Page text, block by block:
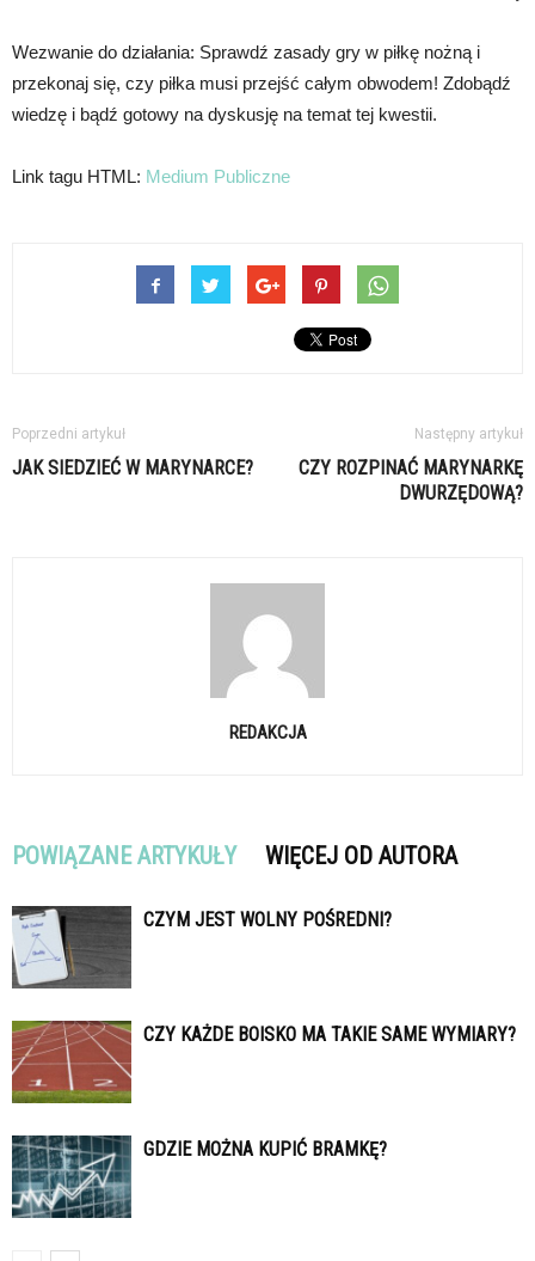
Wezwanie do działania: Sprawdź zasady gry w piłkę nożną i
przekonaj się, czy piłka musi przejść całym obwodem! Zdobądź
wiedzę i bądź gotowy na dyskusję na temat tej kwestii.
Link tagu HTML: Medium Publiczne
Poprzedni artykuł
JAK SIEDZIEĆ W MARYNARCE?
Następny artykuł
CZY ROZPINAĆ MARYNARKĘ
DWURZĘDOWĄ?
REDAKCJA
POWIĄZANE ARTYKUŁY WIĘCEJ OD AUTORA
CZYM JEST WOLNY POŚREDNI?
CZY KAŻDE BOISKO MA TAKIE SAME WYMIARY?
GDZIE MOŻNA KUPIĆ BRAMKĘ?